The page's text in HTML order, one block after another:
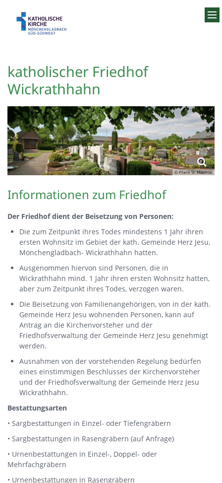
katholischer Friedhof
Wickrathhahn
© Pfarre St. Matthias
Informationen zum Friedhof
Der Friedhof dient der Beisetzung von Personen:
Die zum Zeitpunkt ihres Todes mindestens 1 Jahr ihren
ersten Wohnsitz im Gebiet der kath. Gemeinde Herz Jesu,
Mönchengladbach- Wickrathhahn hatten.
Ausgenommen hiervon sind Personen, die in
Wickrathhahn mind. 1 Jahr ihren ersten Wohnsitz hatten,
aber zum Zeitpunkt ihres Todes, verzogen waren.
Die Beisetzung von Familienangehörigen, von in der kath.
Gemeinde Herz Jesu wohnenden Personen, kann auf
Antrag an die Kirchenvorsteher und der
Friedhofsverwaltung der Gemeinde Herz Jesu genehmigt
werden.
Ausnahmen von der vorstehenden Regelung bedürfen
eines einstimmigen Beschlusses der Kirchenvorsteher
und der Friedhofsverwaltung der Gemeinde Herz Jesu
Wickrathhahn.
Bestattungsarten
• Sargbestattungen in Einzel- oder Tiefengräbern
• Sargbestattungen in Rasengräbern (auf Anfrage)
• Urnenbestattungen in Einzel-, Doppel- oder
Mehrfachgräbern
• Urnenbestattungen in Rasengräbern